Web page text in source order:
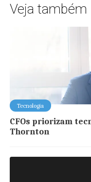
Veja também
Tecnologia
CFOs priorizam
Thornton